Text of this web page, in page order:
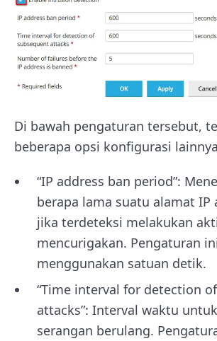
Di bawah pengaturan tersebut,
beberapa opsi konfigurasi
“IP address ban period”:
berapa lama suatu alamat
jika terdeteksi melakukan
mencurigakan. Pengaturan
menggunakan satuan detik.
“Time interval for detection
attacks”: Interval waktu
serangan berulang.